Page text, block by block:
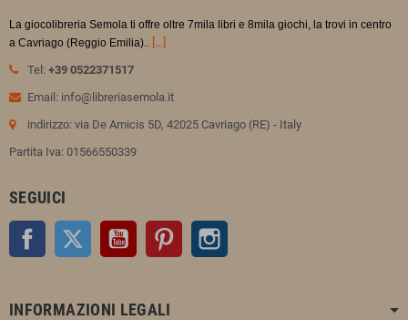
La giocolibreria Semola ti offre oltre 7mila libri e 8mila giochi, la trovi in centro
a Cavriago (Reggio Emilia).. [...]
Tel: +39 0522371517
Email: info@libreriasemola.it
indirizzo: via De Amicis 5D, 42025 Cavriago (RE) - Italy
Partita Iva: 01566550339
SEGUICI
Facebook Twitter YouTube Pinterest
INFORMAZIONI LEGALI